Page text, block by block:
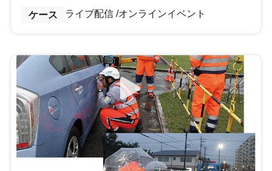
ケース ライブ配信 オンラインイベント